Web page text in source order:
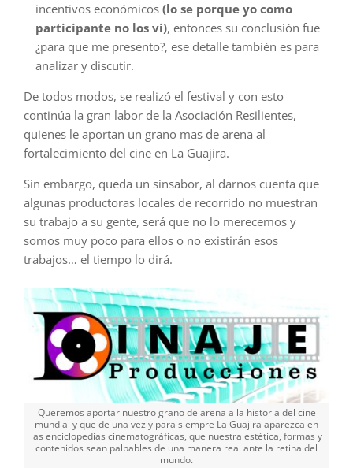
incentivos económicos (lo se porque yo como
participante no los vi), entonces su conclusión fue
¿para que me presento?, ese detalle también es para
analizar y discutir.
De todos modos, se realizó el festival y con esto
continúa la gran labor de la Asociación Resilientes,
quienes le aportan un grano mas de arena al
fortalecimiento del cine en La Guajira.
Sin embargo, queda un sinsabor, al darnos cuenta que
algunas productoras locales de recorrido no muestran
su trabajo a su gente, será que no lo merecemos y
somos muy poco para ellos o no existirán esos
trabajos… el tiempo lo dirá.
Queremos aportar nuestro grano de arena a la historia del cine
mundial y que de una vez y para siempre La Guajira aparezca en
las enciclopedias cinematográficas, que nuestra estética, formas y
contenidos sean palpables de una manera real ante la retina del
mundo.